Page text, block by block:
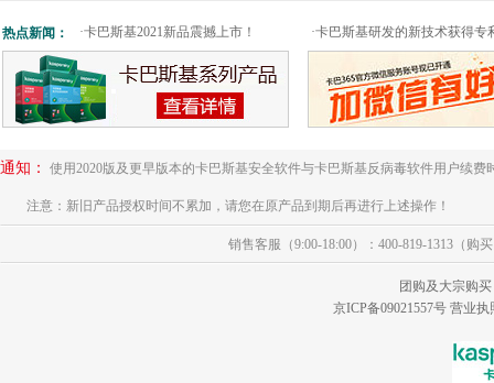
热点新闻： ·卡巴斯基2021新品震撼上市！ ·卡巴斯基研发的新技术获得专
通知： 使用2020版及更早版本的卡巴斯基安全软件与卡巴斯基反病毒软件用户续
注意：新旧产品授权时间不累加，请您在原产品到期后再进行上述操作！
销售客服（9:00-18:00）：400-819-1313（购
团购及大宗购买
京ICP备09021557号 营业执